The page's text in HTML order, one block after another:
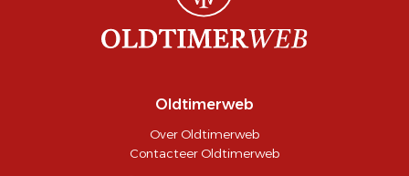
Oldtimerweb
Over Oldtimerweb
Contacteer Oldtimerweb